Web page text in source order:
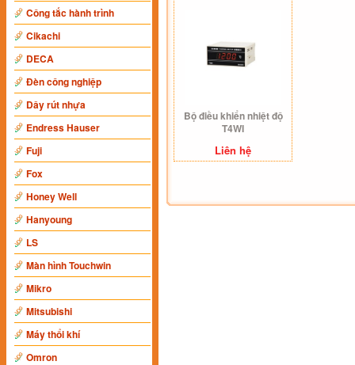
Công tắc hành trình
Cikachi
DECA
Đèn công nghiệp
Dây rút nhựa
Endress Hauser
Fuji
Fox
Honey Well
Hanyoung
LS
Màn hình Touchwin
Mikro
Mitsubishi
Máy thổi khí
Omron
Bộ điều khiển nhiệt độ
T4WI
Liên hệ